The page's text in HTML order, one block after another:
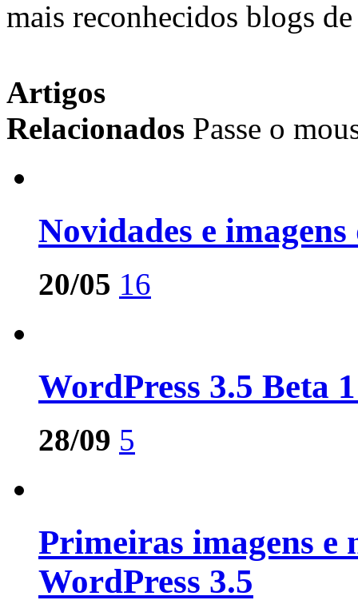
mais reconhecidos blogs
Artigos
Relacionados Passe o
Novidades e
20/05 16
WordPress 3.5 Beta
28/09 5
Primeiras imagens e
WordPress 3.5